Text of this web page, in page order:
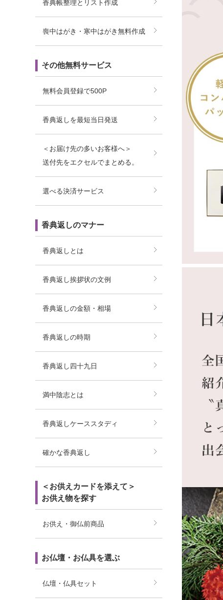
香典帳整理とリスト作成
喪中はがき・寒中はがき無料作成
その他無料サービス
無料会員登録で500P
香典返しを最短当日発送
＜お届け先の多いお客様へ＞
送付先をエクセルでまとめる。
選べる決済サービス
香典返しのマナー
香典返しとは
香典返し挨拶状の文例
香典返しの金額・相場
香典返しの時期
香典返し四十九日
満中陰志とは
香典返しケーススタディ
確かな香典返し
＜お供えカードを添えて＞
お供え物を探す
お供え・御仏前商品
お仏壇・お仏具を選ぶ
仏壇・仏具セット